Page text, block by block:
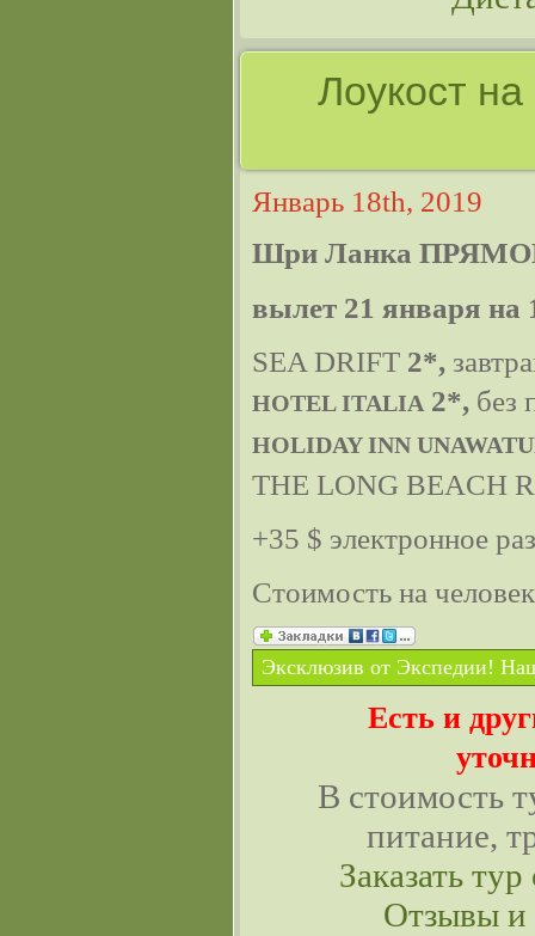
Лоукост
Январь 18th, 2019
Шри Ланка
вылет 21 января на
SEA DRIFT 2*,
HOTEL ITALIA 2*, без
HOLIDAY INN
THE LONG BEACH
+35 $ электронное
Стоимость на
Эксклюзив от Экспедии!
Есть и
В стоимость
питание,
Заказать
Отзывы и